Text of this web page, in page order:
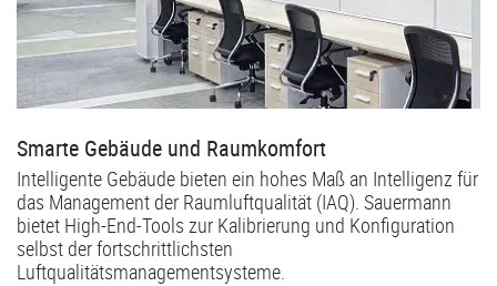
Smarte Gebäude und Raumkomfort
Intelligente Gebäude bieten ein hohes Maß an Intelligenz für
das Management der Raumluftqualität (IAQ). Sauermann
bietet High-End-Tools zur Kalibrierung und Konfiguration
selbst der fortschrittlichsten
Luftqualitätsmanagementsysteme.